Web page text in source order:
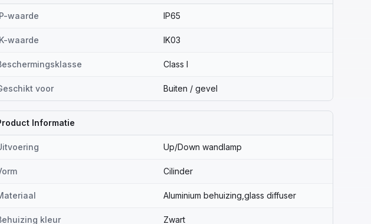
waarde IP65
waarde IK03
Class I
voor Buiten / gevel
Informatie
Up/Down wandlamp
Cilinder
Aluminium behuizing,glass diffuser
kleur Zwart